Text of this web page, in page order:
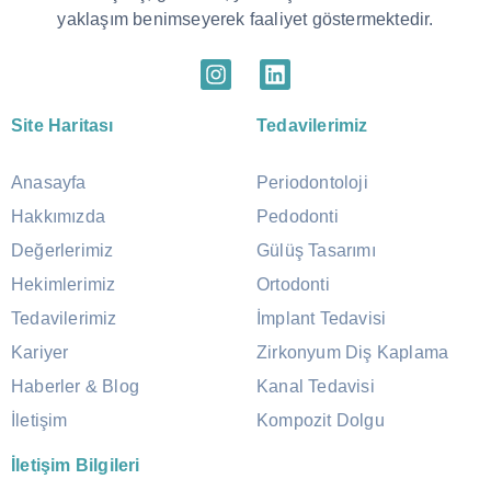
yaklaşım benimseyerek faaliyet göstermektedir.
Site Haritası
Anasayfa
Hakkımızda
Değerlerimiz
Hekimlerimiz
Tedavilerimiz
Kariyer
Haberler & Blog
İletişim
Tedavilerimiz
Periodontoloji
Pedodonti
Gülüş Tasarımı
Ortodonti
İmplant Tedavisi
Zirkonyum Diş Kaplama
Kanal Tedavisi
Kompozit Dolgu
İletişim Bilgileri